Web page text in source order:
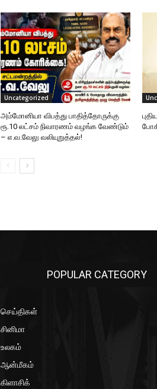
Uncategorized
அம்மோனியா விபத்து பாதித்தோருக்கு
ரூ.10 லட்சம் நிவாரணம் வழங்க வேண்டும்
– எ.வ.வேலு வலியுறுத்தல்!
POPULAR CATEGORY
செய்திகள்
சினிமா
உலகம்
ஆன்மீகம்
கிளாசிக்